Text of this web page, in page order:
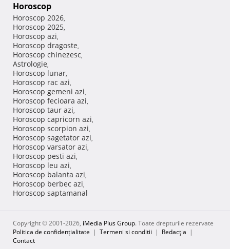
Horoscop
Horoscop 2026,
Horoscop 2025,
Horoscop azi,
Horoscop dragoste,
Horoscop chinezesc,
Astrologie,
Horoscop lunar,
Horoscop rac azi,
Horoscop gemeni azi,
Horoscop fecioara azi,
Horoscop taur azi,
Horoscop capricorn azi,
Horoscop scorpion azi,
Horoscop sagetator azi,
Horoscop varsator azi,
Horoscop pesti azi,
Horoscop leu azi,
Horoscop balanta azi,
Horoscop berbec azi,
Horoscop saptamanal
Copyright © 2001-2026, iMedia Plus Group. Toate drepturile rezervate
Politica de confidențialitate | Termeni si conditii | Redacţia |
Contact